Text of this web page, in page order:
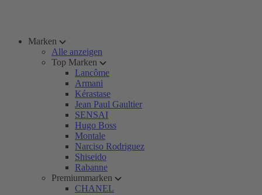
Marken
Alle anzeigen
Top Marken
Lancôme
Armani
Kérastase
Jean Paul Gaultier
SENSAI
Hugo Boss
Montale
Narciso Rodriguez
Shiseido
Rabanne
Premiummarken
CHANEL